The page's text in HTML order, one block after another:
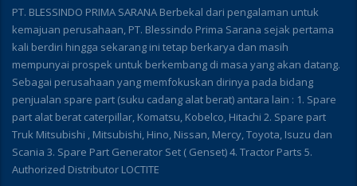
PT. BLESSINDO PRIMA SARANA Berbekal dari pengalaman untuk
kemajuan perusahaan, PT. Blessindo Prima Sarana sejak pertama
kali berdiri hingga sekarang ini tetap berkarya dan masih
mempunyai prospek untuk berkembang di masa yang akan datang.
Sebagai perusahaan yang memfokuskan dirinya pada bidang
penjualan spare part (suku cadang alat berat) antara lain : 1. Spare
part alat berat caterpillar, Komatsu, Kobelco, Hitachi 2. Spare part
Truk Mitsubishi , Mitsubishi, Hino, Nissan, Mercy, Toyota, Isuzu dan
Scania 3. Spare Part Generator Set ( Genset) 4. Tractor Parts 5.
Authorized Distributor LOCTITE